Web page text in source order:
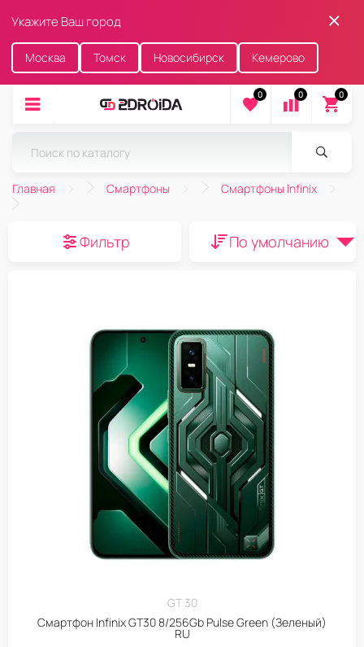
Укажите Ваш город
Москва Томск Новосибирск Кемерово
0 0 0
Главная Смартфоны Смартфоны Infinix
Фильтр По умолчанию
GT 30
Смартфон Infinix GT30 8/256Gb Pulse Green (Зеленый)
RU